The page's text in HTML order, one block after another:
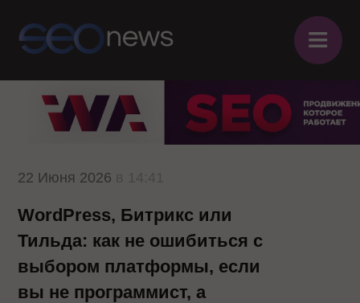
≡
22 Июня 2026
WordPress, Битрикс или
Тильда: как не ошибиться с
выбором платформы, если
вы не программист, а